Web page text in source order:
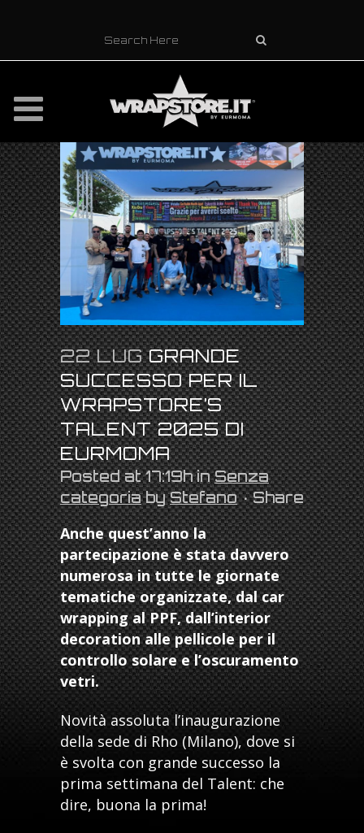
22 LUGGRANDE
SUCCESSO PER IL
WRAPSTORE’S
TALENT 2025 DI
EURMOMA
Posted at 17:19hinSenza
categoria byStefano Share
Anche quest’anno la
partecipazione è stata davvero
numerosa in tutte le giornate
tematiche organizzate, dal car
wrapping al PPF, dall’interior
decoration alle pellicole per il
controllo solare e l’oscuramento
vetri.
Novità assoluta l’inaugurazione
della sede di Rho (Milano), dove si
è svolta con grande successo la
prima settimana del Talent: che
dire, buona la prima!